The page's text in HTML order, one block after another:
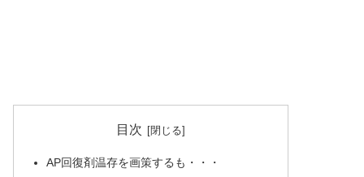
目次
AP回復剤温存を画策するも・・・